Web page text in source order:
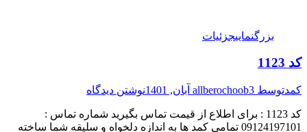
بزرگنماییجزئیات
کد 1123
کمدتوسط allberochoob3 آبان, 1401 نوشتن دیدگاه
کد 1123 : برای اطلاع از قیمت تماس بگیرید شماره تماس :
09124197101 تمامی کمد ها به اندازه دلخواه و سلیقه شما ساخته